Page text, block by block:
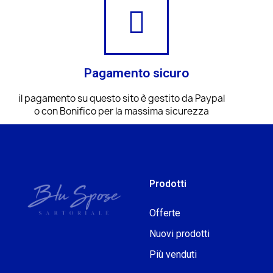
Pagamento sicuro
il pagamento su questo sito è gestito da Paypal
o con Bonifico per la massima sicurezza
Prodotti
Offerte
Nuovi prodotti
Più venduti